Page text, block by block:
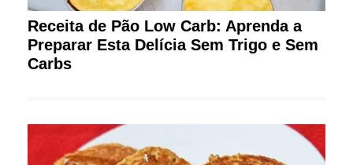
Receita de Pão Low Carb: Aprenda a
Preparar Esta Delícia Sem Trigo e Sem
Carbs